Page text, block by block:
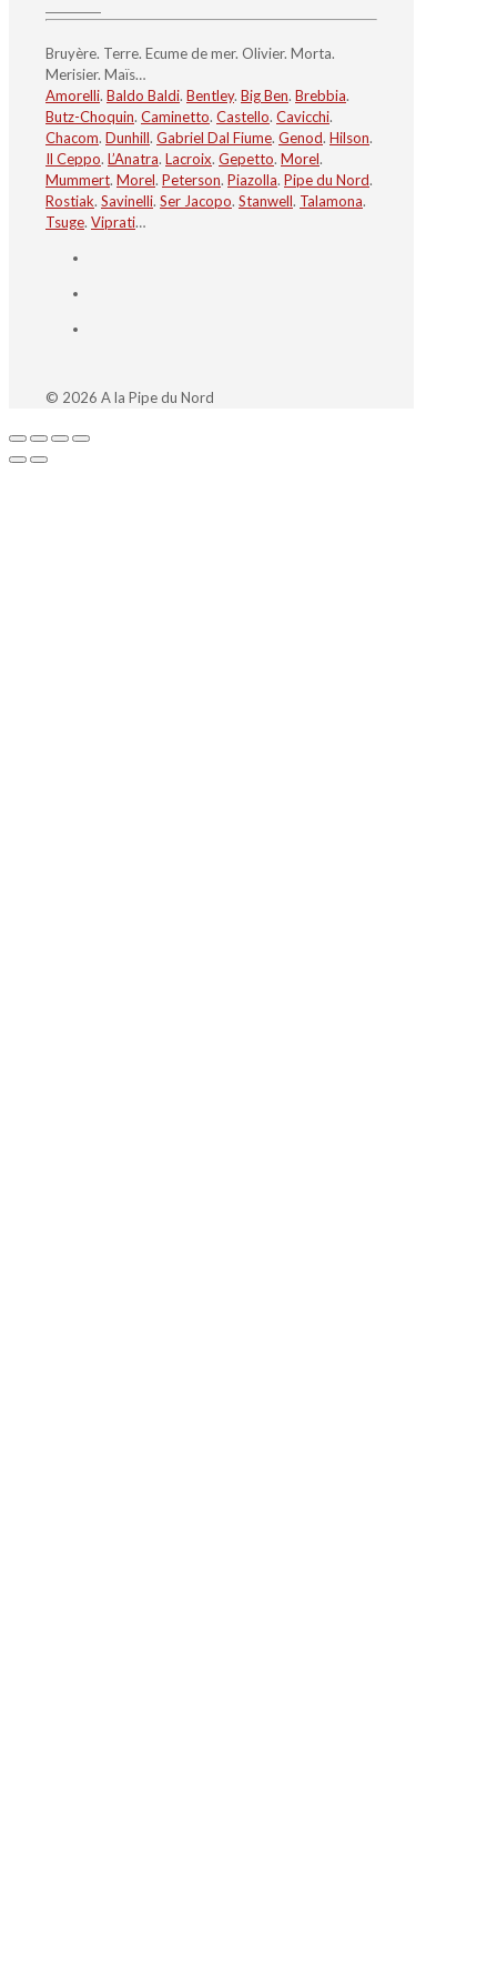
Bruyère. Terre. Ecume de mer. Olivier. Morta.
Merisier. Maïs…
Amorelli. Baldo Baldi. Bentley. Big Ben. Brebbia.
Butz-Choquin. Caminetto. Castello. Cavicchi.
Chacom. Dunhill. Gabriel Dal Fiume. Genod. Hilson.
Il Ceppo. L’Anatra. Lacroix. Gepetto. Morel.
Mummert. Morel. Peterson. Piazolla. Pipe du Nord.
Rostiak. Savinelli. Ser Jacopo. Stanwell. Talamona.
Tsuge. Viprati…
© 2026 A la Pipe du Nord